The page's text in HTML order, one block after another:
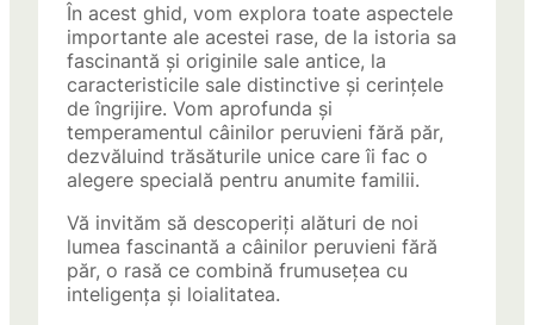
În acest ghid, vom explora toate aspectele
importante ale acestei rase, de la istoria sa
fascinantă și originile sale antice, la
caracteristicile sale distinctive și cerințele
de îngrijire. Vom aprofunda și
temperamentul câinilor peruvieni fără păr,
dezvăluind trăsăturile unice care îi fac o
alegere specială pentru anumite familii.
Vă invităm să descoperiți alături de noi
lumea fascinantă a câinilor peruvieni fără
păr, o rasă ce combină frumusețea cu
inteligența și loialitatea.